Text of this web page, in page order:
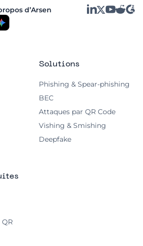
d’Arsen LinkedIn
X YouTube
Reddit
G2
Solutions
Phishing & Spear-phishing
BEC
Attaques par QR Code
Vishing & Smishing
Deepfake